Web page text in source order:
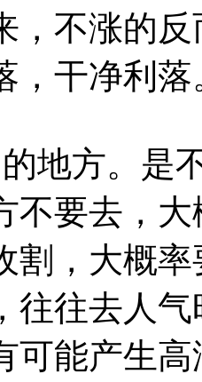
，不涨的
，干净利落
地方。是
不要去，
割，大概
往往去人
可能产生